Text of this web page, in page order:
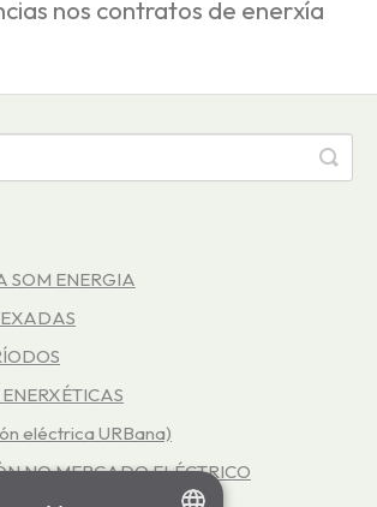
nos contratos de enerxía
SOM ENERGIA
eléctrica URBana)
NO MERCADO ELÉCTRICO